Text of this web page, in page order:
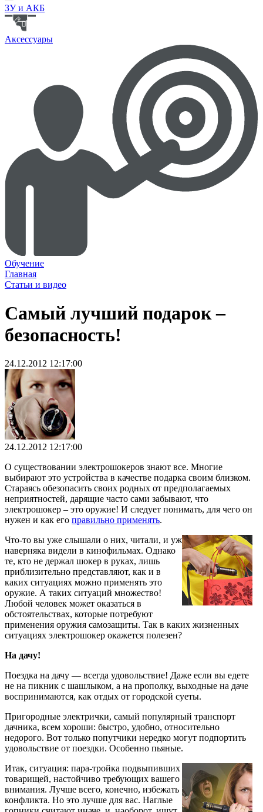
ЗУ и АКБ
Аксессуары
Обучение
Главная
Статьи и видео
Самый лучший подарок –
безопасность!
24.12.2012 12:17:00
24.12.2012 12:17:00
О существовании электрошокеров знают все. Многие
выбирают это устройства в качестве подарка своим близком.
Стараясь обезопасить своих родных от предполагаемых
неприятностей, дарящие часто сами забывают, что
электрошокер – это оружие! И следует понимать, для чего он
нужен и как его правильно применять.
Что-то вы уже слышали о них, читали, и уж
наверняка видели в кинофильмах. Однако
те, кто не держал шокер в руках, лишь
приблизительно представляют, как и в
каких ситуациях можно применять это
оружие. А таких ситуаций множество!
Любой человек может оказаться в
обстоятельствах, которые потребуют
применения оружия самозащиты. Так в каких жизненных
ситуациях электрошокер окажется полезен?
На дачу!
Поездка на дачу — всегда удовольствие! Даже если вы едете
не на пикник с шашлыком, а на прополку, выходные на даче
воспринимаются, как отдых от городской суеты.
Пригородные электрички, самый популярный транспорт
дачника, всем хороши: быстро, удобно, относительно
недорого. Вот только попутчики нередко могут подпортить
удовольствие от поездки. Особенно пьяные.
Итак, ситуация: пара-тройка подвыпивших
товарищей, настойчиво требующих вашего
внимания. Лучше всего, конечно, избежать
конфликта. Но это лучше для вас. Наглые